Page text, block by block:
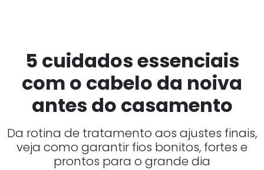
5 cuidados essenciais
com o cabelo da noiva
antes do casamento
Da rotina de tratamento aos ajustes finais,
veja como garantir fios bonitos, fortes e
prontos para o grande dia